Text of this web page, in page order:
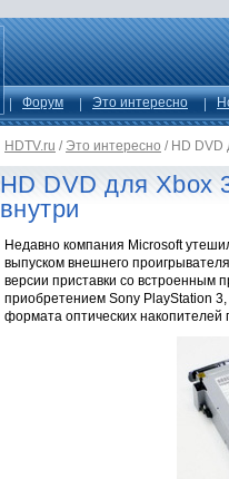
Форум Это интересно
HDTV.ru / Это интересно / HD DVD
HD DVD для Xbox
внутри
Недавно компания Microsoft
выпуском внешнего
версии приставки со встроенным
приобретением Sony PlayStation
формата оптических